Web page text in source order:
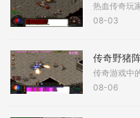
08-03
传奇野猪
08-06